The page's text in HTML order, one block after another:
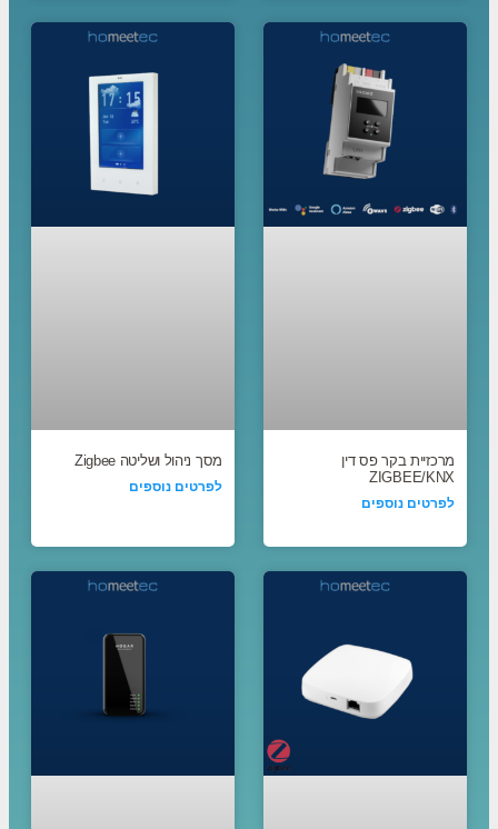
מרכזיית בקר פס דין
ZIGBEE/KNX
לפרטים נוספים
מסך ניהול ושליטה Zigbee
לפרטים נוספים